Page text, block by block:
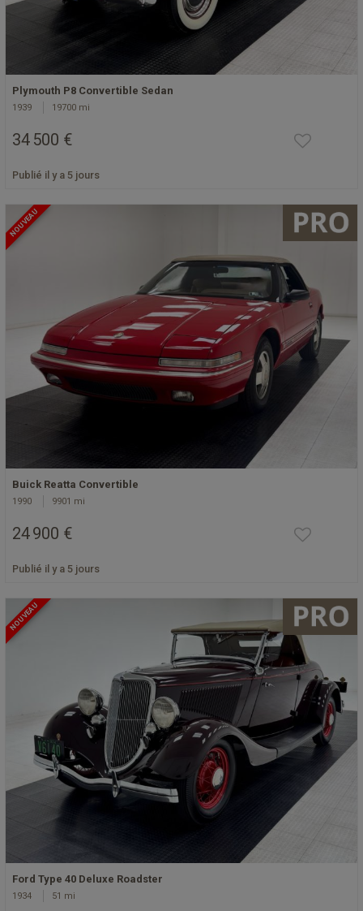
Plymouth P8 Convertible Sedan
1939 19700 mi
34 500 €
Publié il y a 5 jours
NOUVEAU
Buick Reatta Convertible
1990 9901 mi
24 900 €
Publié il y a 5 jours
NOUVEAU
Ford Type 40 Deluxe Roadster
1934 51 mi